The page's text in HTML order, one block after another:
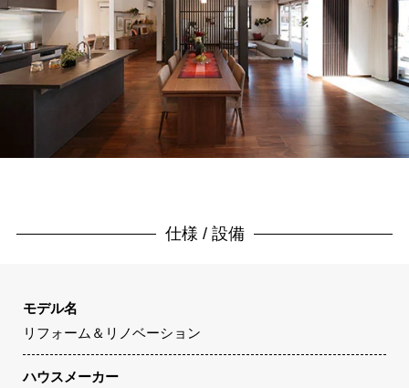
仕様 / 設備
モデル名
リフォーム＆リノベーション
ハウスメーカー